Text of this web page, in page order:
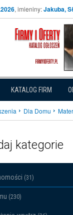
, imieniny:Jakuba,
KATALOG FIRM
Dla Domu
kategorie
(31)
(230)